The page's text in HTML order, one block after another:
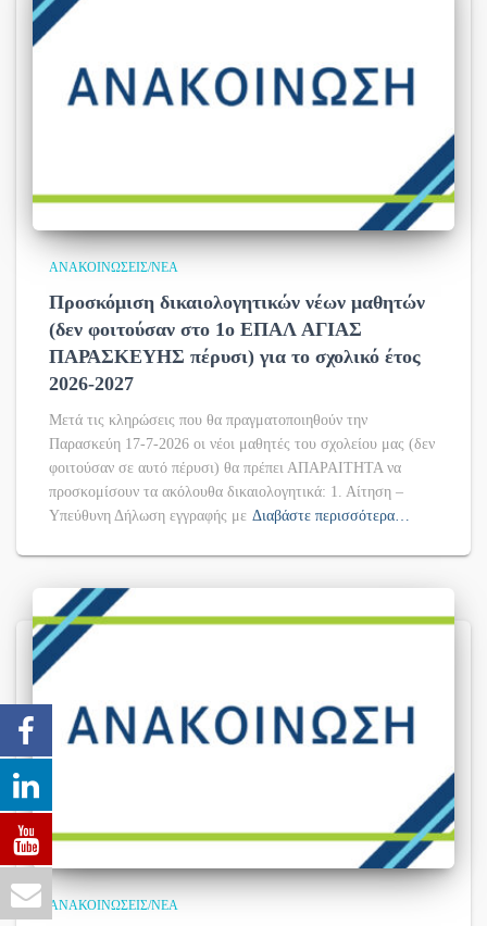
ΑΝΑΚΟΙΝΏΣΕΙΣ/ΝΈΑ
Προσκόμιση δικαιολογητικών νέων μαθητών
(δεν φοιτούσαν στο 1ο ΕΠΑΛ ΑΓΙΑΣ
ΠΑΡΑΣΚΕΥΗΣ πέρυσι) για το σχολικό έτος
2026-2027
Μετά τις κληρώσεις που θα πραγματοποιηθούν την
Παρασκεύη 17-7-2026 οι νέοι μαθητές του σχολείου μας (δεν
φοιτούσαν σε αυτό πέρυσι) θα πρέπει ΑΠΑΡΑΙΤΗΤΑ να
προσκομίσουν τα ακόλουθα δικαιολογητικά: 1. Αίτηση –
Υπεύθυνη Δήλωση εγγραφής με Διαβάστε περισσότερα…
ΑΝΑΚΟΙΝΏΣΕΙΣ/ΝΈΑ